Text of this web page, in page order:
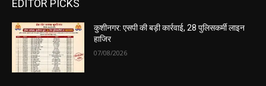
EDITOR PICKS
कुशीनगर: एसपी की बड़ी कार्रवाई, 28 पुलिसकर्मी लाइन
हाजिर
07/08/2026